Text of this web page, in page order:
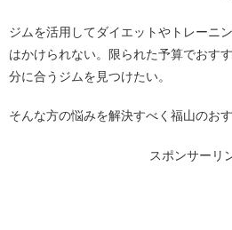
ジムを活用してダイエットやトレーニ
はかけられない。限られた予算でおす
分に合うジムを見つけたい。
そんな方の悩みを解決すべく福山のお
スポンサーリ